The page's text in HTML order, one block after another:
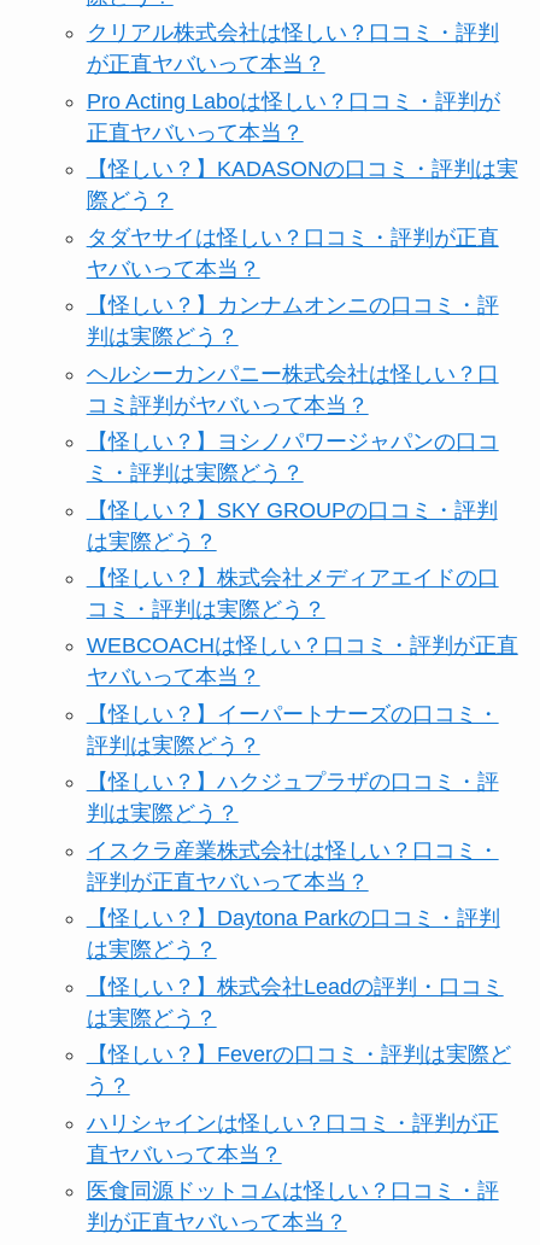
クリアル株式会社は怪しい？口コミ・評判
が正直ヤバいって本当？
Pro Acting Laboは怪しい？口コミ・評判が
正直ヤバいって本当？
【怪しい？】KADASONの口コミ・評判は実
際どう？
タダヤサイは怪しい？口コミ・評判が正直
ヤバいって本当？
【怪しい？】カンナムオンニの口コミ・評
判は実際どう？
ヘルシーカンパニー株式会社は怪しい？口
コミ評判がヤバいって本当？
【怪しい？】ヨシノパワージャパンの口コ
ミ・評判は実際どう？
【怪しい？】SKY GROUPの口コミ・評判
は実際どう？
【怪しい？】株式会社メディアエイドの口
コミ・評判は実際どう？
WEBCOACHは怪しい？口コミ・評判が正直
ヤバいって本当？
【怪しい？】イーパートナーズの口コミ・
評判は実際どう？
【怪しい？】ハクジュプラザの口コミ・評
判は実際どう？
イスクラ産業株式会社は怪しい？口コミ・
評判が正直ヤバいって本当？
【怪しい？】Daytona Parkの口コミ・評判
は実際どう？
【怪しい？】株式会社Leadの評判・口コミ
は実際どう？
【怪しい？】Feverの口コミ・評判は実際ど
う？
ハリシャインは怪しい？口コミ・評判が正
直ヤバいって本当？
医食同源ドットコムは怪しい？口コミ・評
判が正直ヤバいって本当？